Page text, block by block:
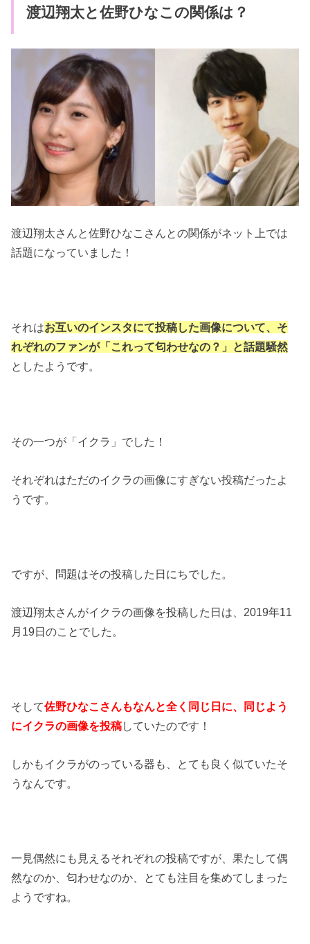
渡辺翔太と佐野ひなこの関係は？
渡辺翔太さんと佐野ひなこさんとの関係がネット上では
話題になっていました！
それはお互いのインスタにて投稿した画像について、そ
れぞれのファンが「これって匂わせなの？」と話題騒然
としたようです。
その一つが「イクラ」でした！
それぞれはただのイクラの画像にすぎない投稿だったよ
うです。
ですが、問題はその投稿した日にちでした。
渡辺翔太さんがイクラの画像を投稿した日は、2019年11
月19日のことでした。
そして佐野ひなこさんもなんと全く同じ日に、同じよう
にイクラの画像を投稿していたのです！
しかもイクラがのっている器も、とても良く似ていたそ
うなんです。
一見偶然にも見えるそれぞれの投稿ですが、果たして偶
然なのか、匂わせなのか、とても注目を集めてしまった
ようですね。